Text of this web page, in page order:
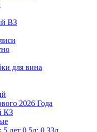
ВЗ
для вина
2026 Года
КЗ
5 лет 0,5л; 0,33л